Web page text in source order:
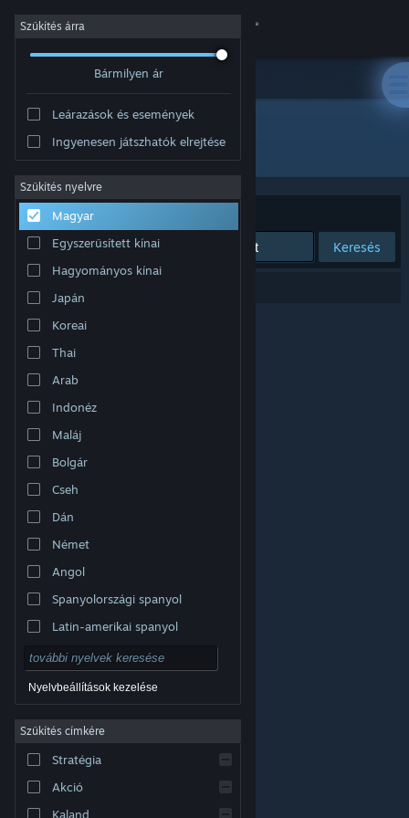
Bejelentkezés
Névjegy
Támogatás
Nyelvváltás
A Steam mobilalkalmazás beszerzése
Asztali weboldalra váltás
védjegyek jogos tulajdonosaiké az Egyesült
szabályzat
| Jogi információk
Steam előfizetői szerződés
Szűkítés árra
Bármilyen ár
Leárazások és események
Ingyenesen játszhatók elrejtése
Szűkítés nyelvre
Magyar
Egyszerűsített kínai
Hagyományos kínai
Japán
Koreai
Thai
Arab
Indonéz
Maláj
Bolgár
Cseh
Dán
Német
Angol
Spanyolországi spanyol
Latin-amerikai spanyol
Nyelvbeállítások kezelése
Szűkítés címkére
Stratégia
Akció
Kaland
Fejlesztő: Vector VR, LLC
Rendezés Relevancia
Keresés